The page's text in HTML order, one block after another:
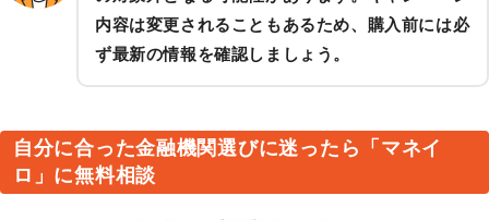
内容は変更されることもあるため、購入前には必
ず最新の情報を確認しましょう。
自分に合った金融機関選びに迷ったら「マネイ
ロ」に無料相談